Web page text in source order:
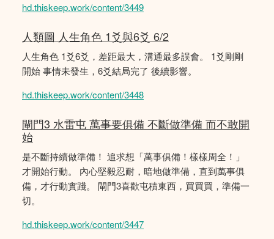
hd.thiskeep.work/content/3449
人類圖 人生角色 1爻與6爻 6/2
人生角色 1爻6爻，差距最大，溝通最多誤會。 1爻剛剛
開始 事情未發生，6爻結局完了 後續影響。
hd.thiskeep.work/content/3448
閘門3 水雷屯 萬事要俱備 不斷做準備 而不敢開
始
是不斷持續做準備！ 追求想「萬事俱備！樣樣周全！」
才開始行動。 內心堅毅忍耐，暗地做準備，直到萬事俱
備，才行動實踐。 閘門3喜歡屯積東西，買買買，準備一
切。
hd.thiskeep.work/content/3447